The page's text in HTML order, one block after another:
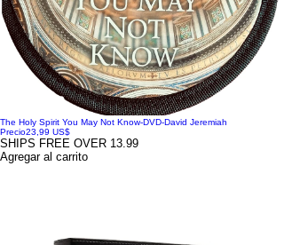
The Holy Spirit You May Not Know-DVD-David Jeremiah
Precio23,99 US$
SHIPS FREE OVER 13.99
Agregar al carrito